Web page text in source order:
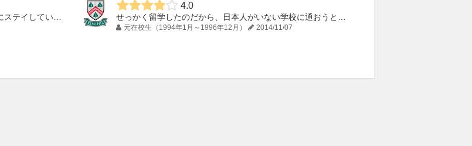
4.0
元在校生（1994年1月～1996年12月） 2014/11/07